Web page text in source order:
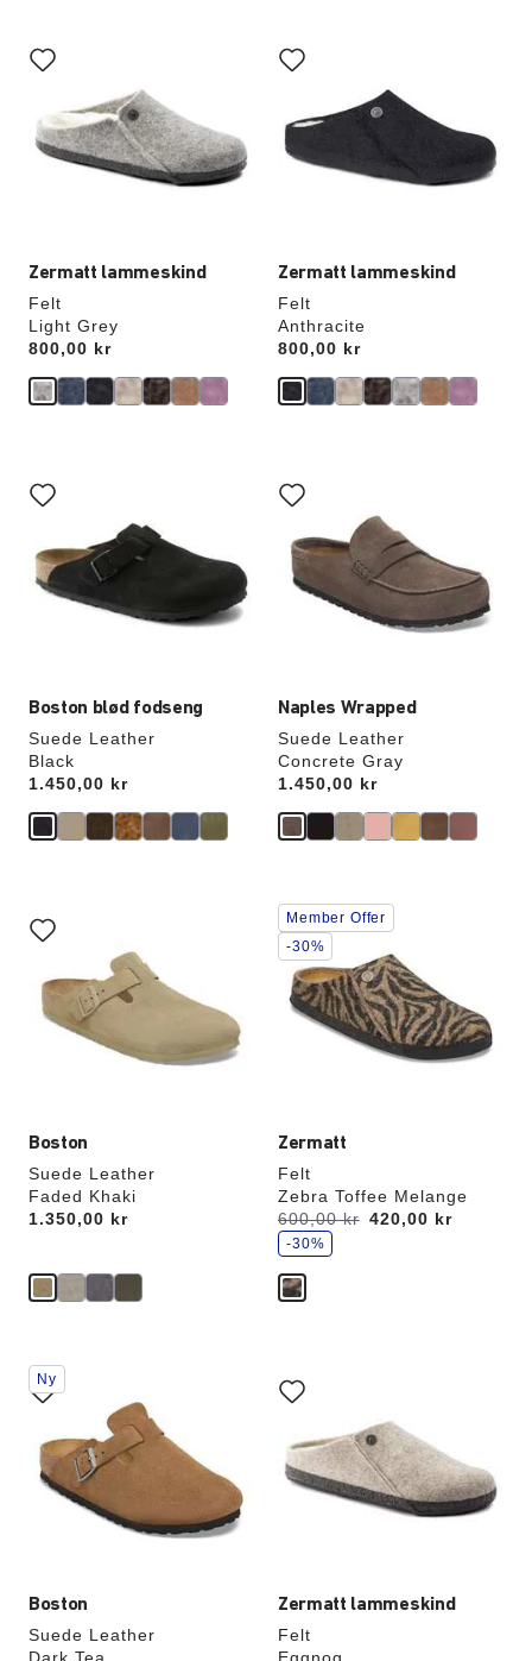
Zermatt lammeskind
Felt
Light Grey
Price:
800,00 kr
med
prøvefarver
opdatere
produktbilledet
Zermatt lammeskind
Felt
Anthracite
Price:
800,00 kr
med
prøvefarver
opdatere
produktbilledet
Boston blød fodseng
Suede Leather
Black
Price:
1.450,00 kr
med
prøvefarver
opdatere
produktbilledet
Naples Wrapped
Suede Leather
Concrete Gray
Price:
1.450,00 kr
med
prøvefarver
opdatere
produktbilledet
Boston
Suede Leather
Faded Khaki
Price:
1.350,00 kr
med
prøvefarver
opdatere
produktbilledet
Zermatt
Felt
Zebra Toffee Melange
Før:
600,00 kr
nu 420,00 kr
s
p
a
r
-30%
Interaktion
med
prøvefarver
opdatere
produktbilledet
Member Offer
-30%
Boston
Suede Leather
Interaktion
med
prøvefarver
opdatere
produktbilledet
Ny
Zermatt lammeskind
Felt
med
prøvefarver
opdatere
produktbilledet